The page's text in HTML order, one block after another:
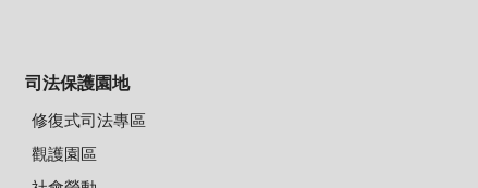
司法保護園地
修復式司法專區
觀護園區